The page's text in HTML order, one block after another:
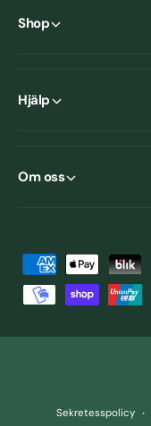
Shop
Hjälp
Om oss
e
a
Sekretesspolicy